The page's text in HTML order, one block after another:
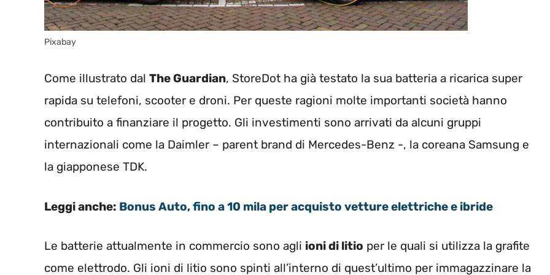
Pixabay
Come illustrato dal The Guardian, StoreDot ha già testato la sua batteria a ricarica super
rapida su telefoni, scooter e droni. Per queste ragioni molte importanti società hanno
contribuito a finanziare il progetto. Gli investimenti sono arrivati da alcuni gruppi
internazionali come la Daimler – parent brand di Mercedes-Benz -, la coreana Samsung e
la giapponese TDK.
Leggi anche: Bonus Auto, fino a 10 mila per acquisto vetture elettriche e ibride
Le batterie attualmente in commercio sono agli ioni di litio per le quali si utilizza la grafite
come elettrodo. Gli ioni di litio sono spinti all’interno di quest’ultimo per immagazzinare la